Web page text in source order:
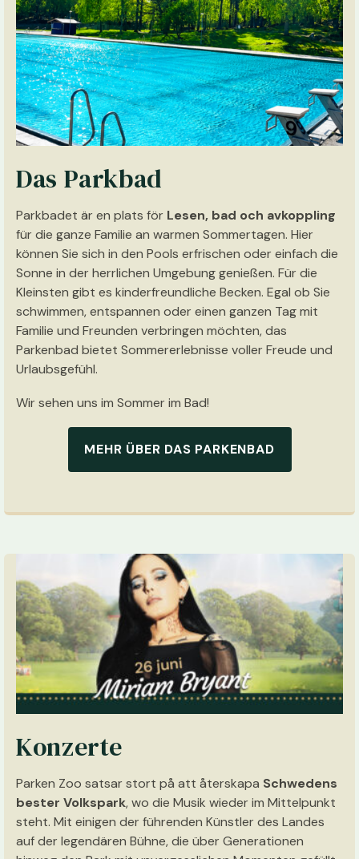
Das Parkbad
Parkbadet är en plats för Lesen, bad och avkoppling
für die ganze Familie an warmen Sommertagen. Hier
können Sie sich in den Pools erfrischen oder einfach die
Sonne in der herrlichen Umgebung genießen. Für die
Kleinsten gibt es kinderfreundliche Becken. Egal ob Sie
schwimmen, entspannen oder einen ganzen Tag mit
Familie und Freunden verbringen möchten, das
Parkenbad bietet Sommererlebnisse voller Freude und
Urlaubsgefühl.
Wir sehen uns im Sommer im Bad!
MEHR ÜBER DAS PARKENBAD
Konzerte
Parken Zoo satsar stort på att återskapa Schwedens
bester Volkspark, wo die Musik wieder im Mittelpunkt
steht. Mit einigen der führenden Künstler des Landes
auf der legendären Bühne, die über Generationen